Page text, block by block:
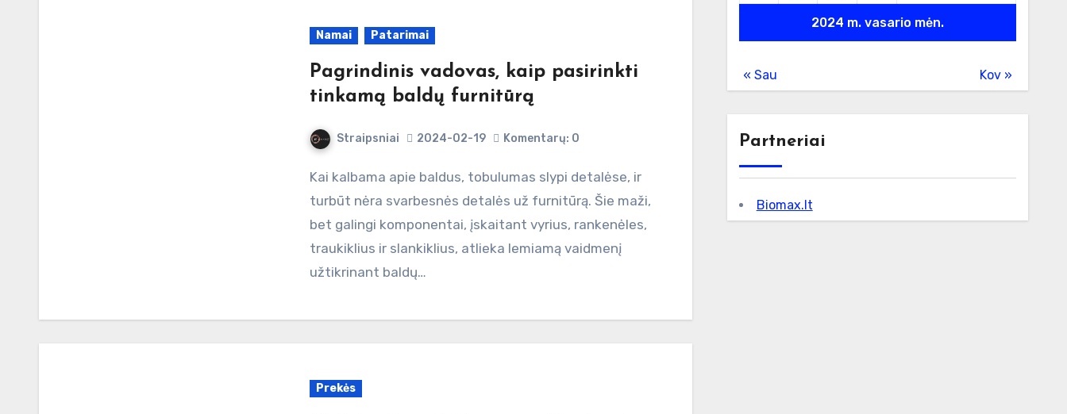
Namai Patarimai
Pagrindinis vadovas, kaip pasirinkti
tinkamą baldų furnitūrą
Straipsniai 2024-02-19 Komentarų: 0
Kai kalbama apie baldus, tobulumas slypi detalėse, ir
turbūt nėra svarbesnės detalės už furnitūrą. Šie maži,
bet galingi komponentai, įskaitant vyrius, rankenėles,
traukiklius ir slankiklius, atlieka lemiamą vaidmenį
užtikrinant baldų…
Prekės
2024 m. vasario mėn.
« Sau Kov »
Partneriai
Biomax.lt